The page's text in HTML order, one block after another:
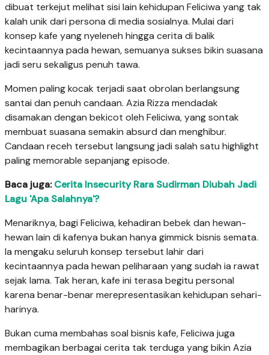
dibuat terkejut melihat sisi lain kehidupan Feliciwa yang tak
kalah unik dari persona di media sosialnya. Mulai dari
konsep kafe yang nyeleneh hingga cerita di balik
kecintaannya pada hewan, semuanya sukses bikin suasana
jadi seru sekaligus penuh tawa.
Momen paling kocak terjadi saat obrolan berlangsung
santai dan penuh candaan. Azia Rizza mendadak
disamakan dengan bekicot oleh Feliciwa, yang sontak
membuat suasana semakin absurd dan menghibur.
Candaan receh tersebut langsung jadi salah satu highlight
paling memorable sepanjang episode.
Baca juga:Cerita Insecurity Rara Sudirman Diubah Jadi
Lagu 'Apa Salahnya'?
Menariknya, bagi Feliciwa, kehadiran bebek dan hewan-
hewan lain di kafenya bukan hanya gimmick bisnis semata.
Ia mengaku seluruh konsep tersebut lahir dari
kecintaannya pada hewan peliharaan yang sudah ia rawat
sejak lama. Tak heran, kafe ini terasa begitu personal
karena benar-benar merepresentasikan kehidupan sehari-
harinya.
Bukan cuma membahas soal bisnis kafe, Feliciwa juga
membagikan berbagai cerita tak terduga yang bikin Azia